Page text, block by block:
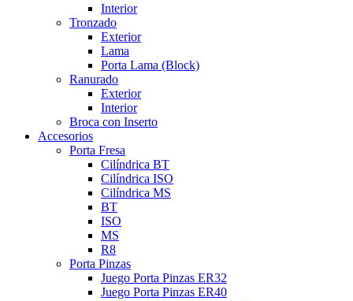
Interior
Tronzado
Exterior
Lama
Porta Lama (Block)
Ranurado
Exterior
Interior
Broca con Inserto
Accesorios
Porta Fresa
Cilíndrica BT
Cilíndrica ISO
Cilíndrica MS
BT
ISO
MS
R8
Porta Pinzas
Juego Porta Pinzas ER32
Juego Porta Pinzas ER40